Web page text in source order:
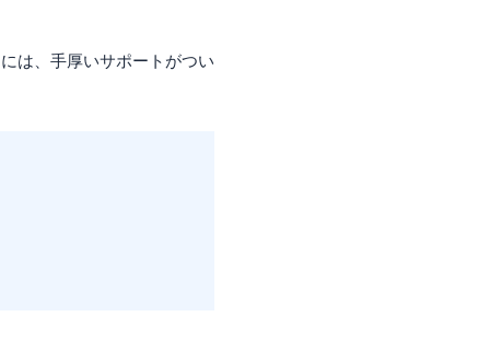
は、手厚いサポートがつい